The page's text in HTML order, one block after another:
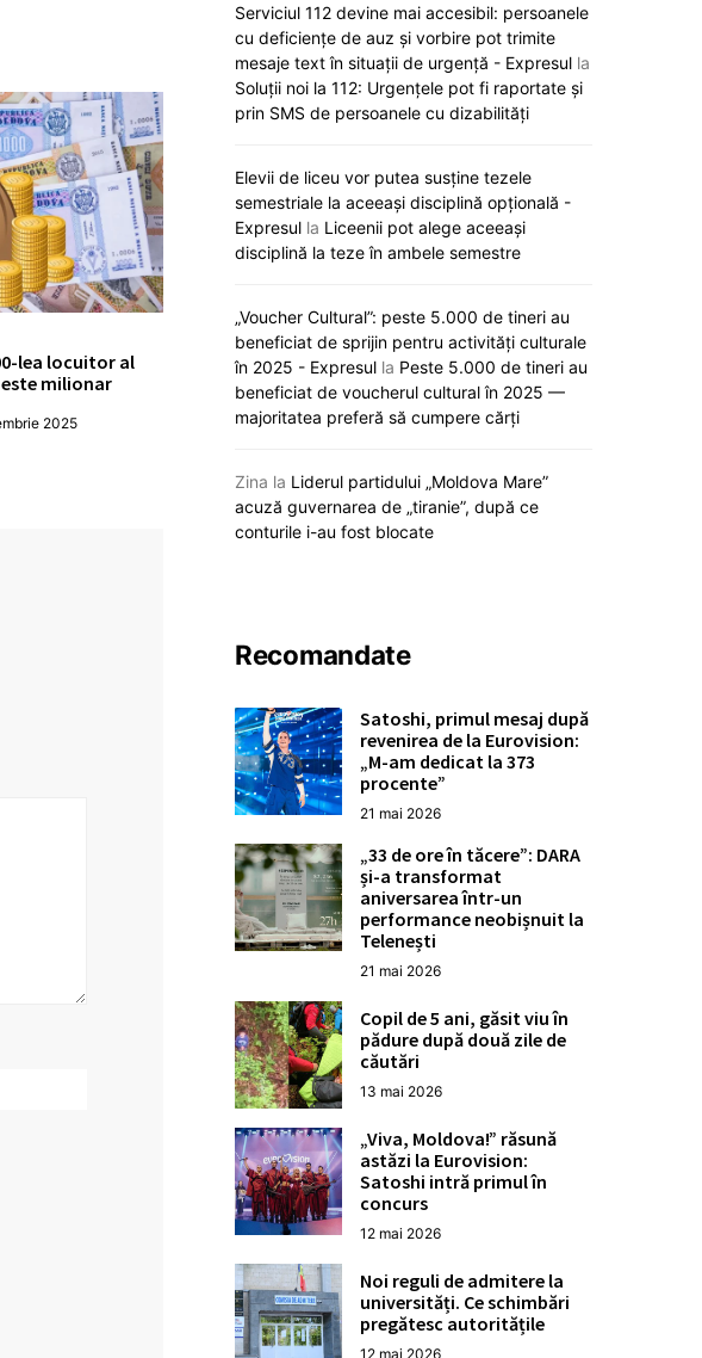
lea locuitor al
milionar
2025
Moldova lansează primul parc
industrial dedicat inovației
digitale în agricultură: investiții de
peste 100 de milioane de dolari
Guvernul acordă
motorină Căii
pentru
Serviciul 112 devine mai accesibil: persoanele
cu deficiențe de auz și vorbire pot trimite
mesaje text în situații de urgență - Expresul la
Soluții noi la 112: Urgențele pot fi raportate și
prin SMS de persoanele cu dizabilități
Elevii de liceu vor putea susține tezele
semestriale la aceeași disciplină opțională -
Expresul la Liceenii pot alege aceeași
disciplină la teze în ambele semestre
„Voucher Cultural”: peste 5.000 de tineri au
beneficiat de sprijin pentru activități culturale
în 2025 - Expresul la Peste 5.000 de tineri au
beneficiat de voucherul cultural în 2025 —
majoritatea preferă să cumpere cărți
Zina la Liderul partidului „Moldova Mare”
acuză guvernarea de „tiranie”, după ce
conturile i-au fost blocate
Recomandate
Satoshi, primul mesaj după
revenirea de la Eurovision:
„M-am dedicat la 373
procente”
21 mai 2026
„33 de ore în tăcere”: DARA
și-a transformat
aniversarea într-un
performance neobișnuit la
Telenești
21 mai 2026
Copil de 5 ani, găsit viu în
pădure după două zile de
căutări
13 mai 2026
„Viva, Moldova!” răsună
astăzi la Eurovision:
Satoshi intră primul în
concurs
12 mai 2026
Noi reguli de admitere la
universități. Ce schimbări
pregătesc autoritățile
12 mai 2026